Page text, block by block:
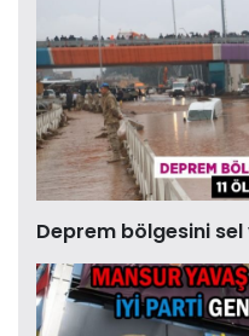
Deprem bölgesini sel